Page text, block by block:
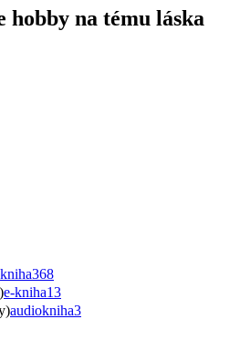
na tému láska
kniha368
e-kniha13
audiokniha3